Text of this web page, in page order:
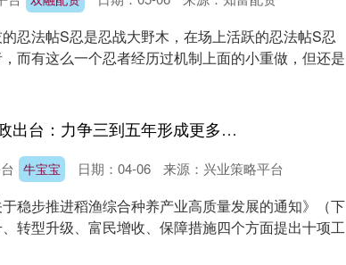
忍法帖S忍是忍战大野木，在场上活跃的忍法帖S忍
而有这么一个忍者经历过机制上面的小重做，但还是
牛宝宝 稻渔综合种养新政出台：力争三到五年形成更多联农带农共富典型
牛宝宝 日期：04-06 来源：兴业策略平台
稳步推进稻渔综合种养产业高质量发展的通知》（下
转型升级、富民增收、保障措施四个方面提出十项工